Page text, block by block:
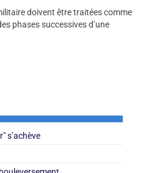
doivent être traitées comme
phases successives d’une
s’achève